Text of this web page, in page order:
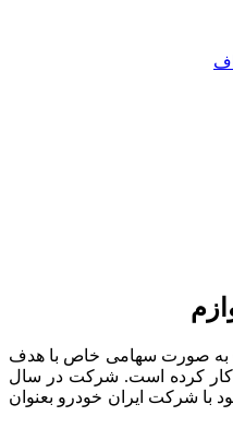
شرکت نصیرلوازم به شماره 65497 به صورت سهامی خاص با هدف
کار کرده است. شرکت در سال
خود با شرکت ایران خودرو بعنوان